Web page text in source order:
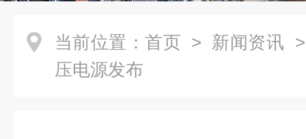
当前位置： 首页 > 新闻资讯
压电源发布